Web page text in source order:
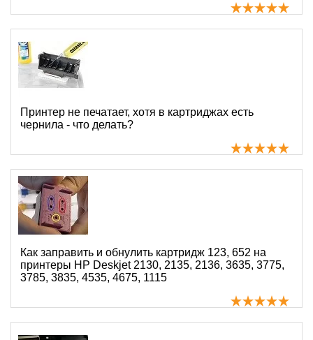
Принтер не печатает, хотя в картриджах есть
чернила - что делать?
Как заправить и обнулить картридж 123, 652 на
принтеры HP Deskjet 2130, 2135, 2136, 3635, 3775,
3785, 3835, 4535, 4675, 1115